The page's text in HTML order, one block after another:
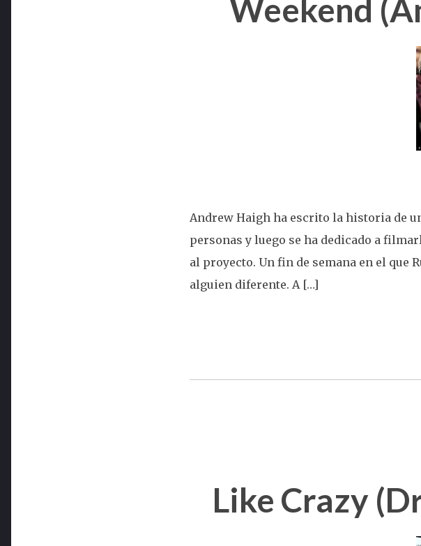
Weekend
Andrew Haigh ha escrito la historia de
personas y luego se ha dedicado a
al proyecto. Un fin de semana en el que
alguien diferente. A […]
Like Crazy